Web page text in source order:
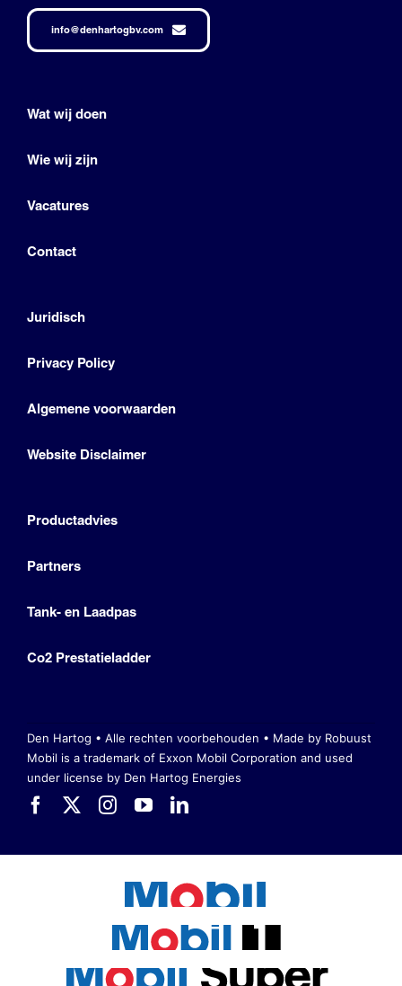
info@denhartogbv.com
Wat wij doen
Wie wij zijn
Vacatures
Contact
Juridisch
Privacy Policy
Algemene voorwaarden
Website Disclaimer
Productadvies
Partners
Tank- en Laadpas
Co2 Prestatieladder
Den Hartog • Alle rechten voorbehouden • Made by Robuust
Mobil is a trademark of Exxon Mobil Corporation and used
under license by Den Hartog Energies